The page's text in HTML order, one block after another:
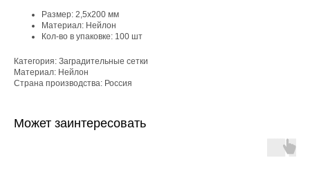
Размер: 2,5х200 мм
Материал: Нейлон
Кол-во в упаковке: 100 шт
Категория: Заградительные сетки
Материал: Нейлон
Страна производства: Россия
Может заинтересовать